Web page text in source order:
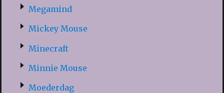
Megamind
Mickey Mouse
Minecraft
Minnie Mouse
Moederdag